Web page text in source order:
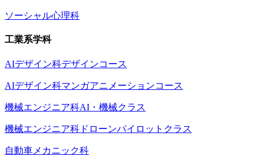
ソーシャル心理科
工業系学科
AIデザイン科デザインコース
AIデザイン科マンガアニメーションコース
機械エンジニア科AI・機械クラス
機械エンジニア科ドローンパイロットクラス
自動車メカニック科